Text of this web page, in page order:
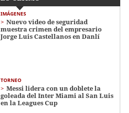
IMÁGENES
Nuevo video de seguridad
muestra crimen del empresario
Jorge Luis Castellanos en Danlí
TORNEO
Messi lidera con un doblete la
goleada del Inter Miami al San Luis
en la Leagues Cup